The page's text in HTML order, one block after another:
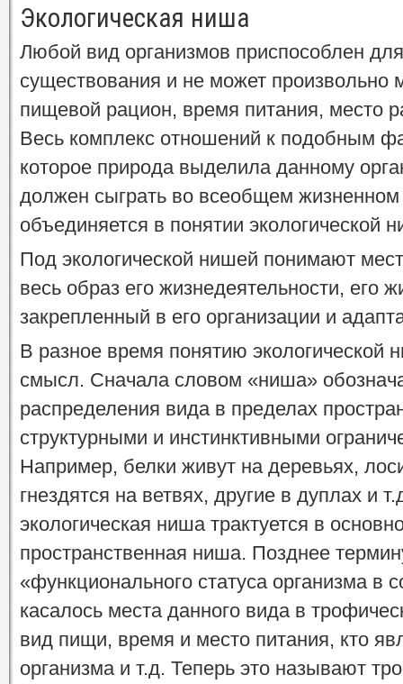
Экологическая ниша
Любой вид организмов приспособлен
существования и не может произвольно
пищевой рацион, время питания, место
Весь комплекс отношений к подобным
которое природа выделила данному
должен сыграть во всеобщем жизненном
объединяется в понятии экологической
Под экологической нишей понимают
весь образ его жизнедеятельности, его
закрепленный в его организации и
В разное время понятию экологической
смысл. Сначала словом «ниша»
распределения вида в пределах
структурными и инстинктивными
Например, белки живут на деревьях,
гнездятся на ветвях, другие в дуплах и
экологическая ниша трактуется в
пространственная ниша. Позднее
«функционального статуса организма в
касалось места данного вида в
вид пищи, время и место питания, кто
организма и т.д. Теперь это называют